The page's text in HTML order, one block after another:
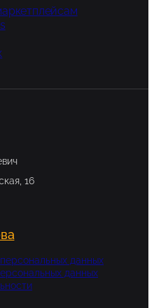
16
данных
данных